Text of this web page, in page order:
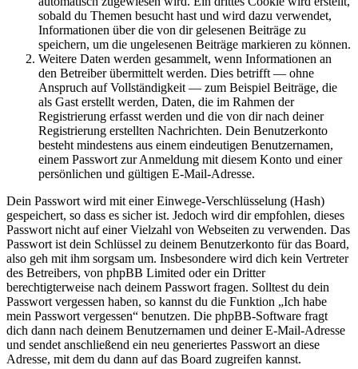
sobald du Themen besucht hast und wird dazu verwendet,
Informationen über die von dir gelesenen Beiträge zu
speichern, um die ungelesenen Beiträge markieren zu können.
Weitere Daten werden gesammelt, wenn Informationen an
den Betreiber übermittelt werden. Dies betrifft — ohne
Anspruch auf Vollständigkeit — zum Beispiel Beiträge, die
als Gast erstellt werden, Daten, die im Rahmen der
Registrierung erfasst werden und die von dir nach deiner
Registrierung erstellten Nachrichten. Dein Benutzerkonto
besteht mindestens aus einem eindeutigen Benutzernamen,
einem Passwort zur Anmeldung mit diesem Konto und einer
persönlichen und gültigen E-Mail-Adresse.
Dein Passwort wird mit einer Einwege-Verschlüsselung (Hash)
gespeichert, so dass es sicher ist. Jedoch wird dir empfohlen, dieses
Passwort nicht auf einer Vielzahl von Webseiten zu verwenden. Das
Passwort ist dein Schlüssel zu deinem Benutzerkonto für das Board,
also geh mit ihm sorgsam um. Insbesondere wird dich kein Vertreter
des Betreibers, von phpBB Limited oder ein Dritter
berechtigterweise nach deinem Passwort fragen. Solltest du dein
Passwort vergessen haben, so kannst du die Funktion „Ich habe
mein Passwort vergessen“ benutzen. Die phpBB-Software fragt
dich dann nach deinem Benutzernamen und deiner E-Mail-Adresse
und sendet anschließend ein neu generiertes Passwort an diese
Adresse, mit dem du dann auf das Board zugreifen kannst.